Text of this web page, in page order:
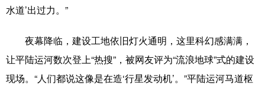
水道’出过力。”
夜幕降临，建设工地依旧灯火通明，这里科幻感满满，
让平陆运河数次登上“热搜”，被网友评为“流浪地球”式的建设
现场。“人们都说这像是在造‘行星发动机’。”平陆运河马道枢